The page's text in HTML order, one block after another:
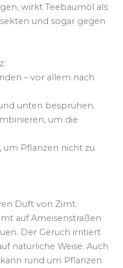
wirkt Teebaumöl als
und sogar gegen
– vor allem nach
unten besprühen.
um die
Pflanzen nicht zu
Duft von Zimt.
auf Ameisenstraßen
Der Geruch irritiert
natürliche Weise. Auch
rund um Pflanzen